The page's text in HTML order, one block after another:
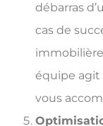
débarras
cas de
équipe agit
vous